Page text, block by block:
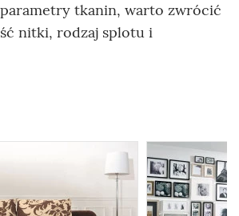
tkanin, warto zwrócić
nitki, rodzaj splotu i